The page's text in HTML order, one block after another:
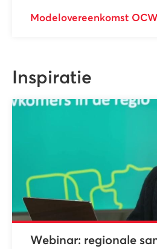
Modelovereenkomst OCW
Inspiratie
Webinar: regionale